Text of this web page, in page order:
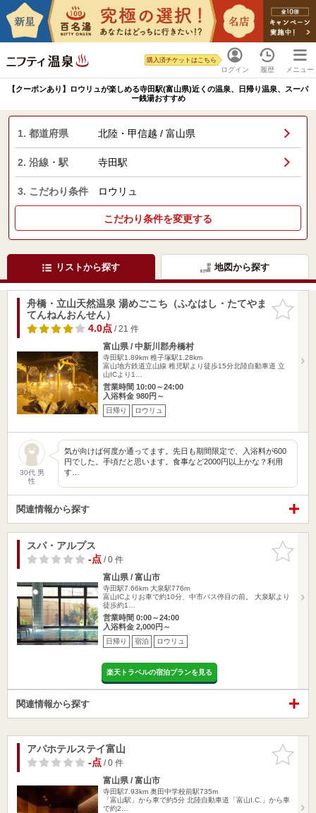
ログイン
購入済チケットはこちら
履歴 メニュー
【クーポンあり】ロウリュが楽しめる寺田駅(富山県)近くの温泉、日帰り温泉、スーパ
ー銭湯おすすめ
1. 都道府県 北陸・甲信越 / 富山県
2. 沿線・駅 寺田駅
3. こだわり条件 ロウリュ
こだわり条件を変更する
リストから探す 地図から探す
お気に入
りに追加
舟橋・立山天然温泉 湯めごこち（ふなはし・たてやま
てんねんおんせん）
4.0点/ 21 件
富山県 / 中新川郡舟橋村
寺田駅1.89km 稚子塚駅1.28km
富山地方鉄道立山線 稚児駅より徒歩15分北陸自動車道 立
山ICより1…
営業時間 10:00～24:00
入浴料金 980円～
日帰り ロウリュ
30代 男
性
気が向けば何度か通ってます。先日も期間限定で、入浴料が600
円でした。手頃だと思います。食事など2000円以上かな？利用
す…
関連情報から探す
お気に入
りに追加
スパ・アルプス
-点/ 0 件
富山県 / 富山市
寺田駅7.66km 大泉駅776m
富山ICよりお車で約10分、中市バス停目の前。 大泉駅より
徒歩約1…
営業時間 0:00～24:00
入浴料金 2,000円～
日帰り 宿泊 ロウリュ
楽天トラベルの宿泊プランを見る
関連情報から探す
お気に入
りに追加
アパホテルステイ富山
-点/ 0 件
富山県 / 富山市
寺田駅7.93km 奥田中学校前駅735m
「富山駅」から車で約5分 北陸自動車道「富山I.C.」から車
で約2…